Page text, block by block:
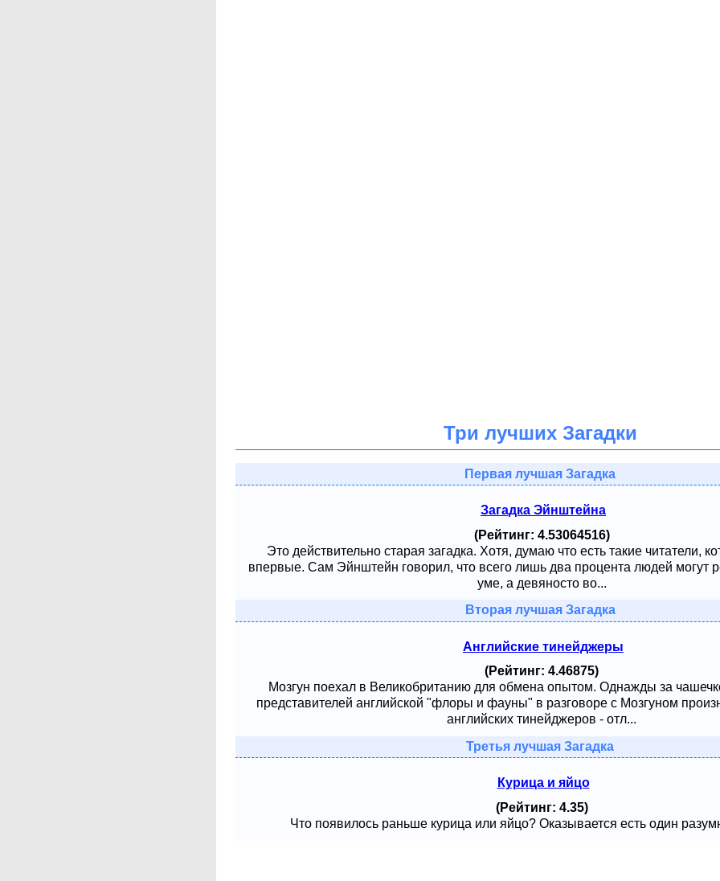
Три лучших Загадки
Первая лучшая Загадка
Загадка Эйнштейна
(Рейтинг: 4.53064516)
Это действительно старая загадка. Хотя, думаю что есть такие читатели,
впервые. Сам Эйнштейн говорил, что всего лишь два процента людей могут
уме, а девяносто во...
Вторая лучшая Загадка
Английские тинейджеры
(Рейтинг: 4.46875)
Мозгун поехал в Великобританию для обмена опытом. Однажды за
представителей английской "флоры и фауны" в разговоре с Мозгуном
английских тинейджеров - отл...
Третья лучшая Загадка
Курица и яйцо
(Рейтинг: 4.35)
Что появилось раньше курица или яйцо? Оказывается есть один